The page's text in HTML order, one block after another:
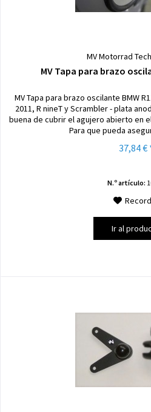
MV Motorrad
MV Tapa para brazo
MV Tapa para brazo oscilante BMW
2011, R nineT y Scrambler - plata
buena de cubrir el agujero abierto en
Para que pueda
37,84 €
N.º artículo:
Ir al